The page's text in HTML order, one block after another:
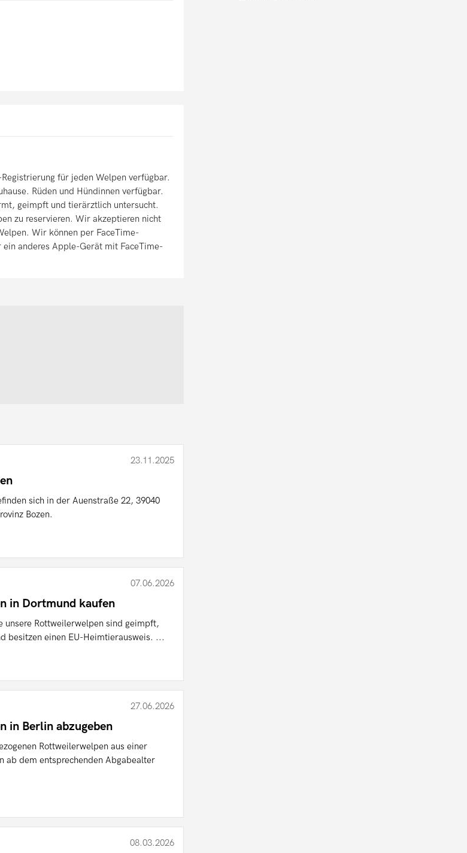
für jeden Welpen verfügbar.
Rüden und Hündinnen verfügbar.
geimpft und tierärztlich untersucht.
zu reservieren. Wir akzeptieren nicht
Wir können per FaceTime-
anderes Apple-Gerät mit FaceTime-
23.11.2025
sich in der Auenstraße 22, 39040
Bozen.
07.06.2026
in Dortmund kaufen
unsere Rottweilerwelpen sind geimpft,
besitzen einen EU-Heimtierausweis. ...
27.06.2026
in Berlin abzugeben
Rottweilerwelpen aus einer
ab dem entsprechenden Abgabealter
08.03.2026